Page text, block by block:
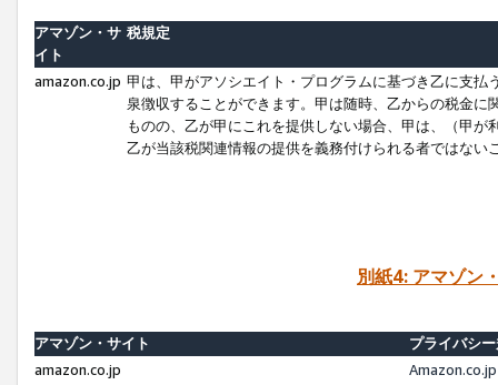
アマゾン・サ
イト
税規定
amazon.co.jp 甲は、甲がアソシエイト・プログラムに基づき乙に支
泉徴収することができます。甲は随時、乙からの税金
ものの、乙が甲にこれを提供しない場合、甲は、（甲
乙が当該税関連情報の提供を義務付けられる者ではな
別紙4: アマゾン
アマゾン・サイト
プライバシ
amazon.co.jp